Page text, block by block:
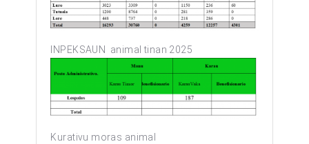
INPEKSAUN animal tinan 2025
Kurativu moras animal